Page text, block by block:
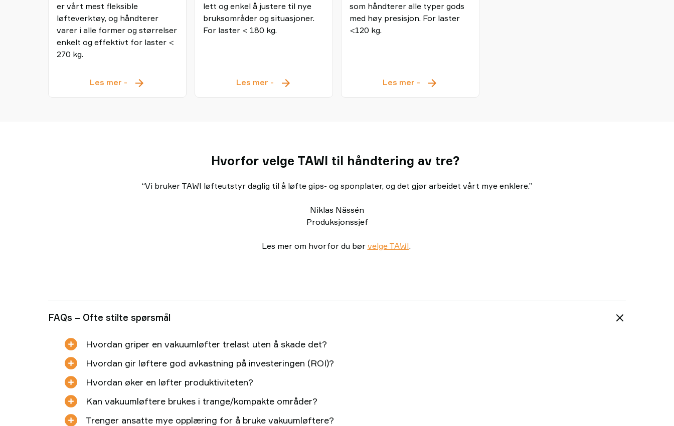
er vårt mest fleksible
løfteverktøy, og håndterer
varer i alle former og størrelser
enkelt og effektivt for laster <
270 kg.
Les mer -
Multifunksjonell
lett og enkel å justere til nye
bruksområder og situasjoner.
For laster < 180 kg.
Les mer - Plateløfter
som håndterer alle typer gods
med høy presisjon. For laster
<120 kg.
Les mer - Wiretalje
Hvorfor velge TAWI til håndtering av tre?
“Vi bruker TAWI løfteutstyr daglig til å løfte gips- og sponplater, og det gjør arbeidet vårt mye enklere.”
Niklas Nässén
Produksjonssjef
Les mer om hvorfor du bør velge TAWI.
FAQs – Ofte stilte spørsmål
Hvordan griper en vakuumløfter trelast uten å skade det?
Hvordan gir løftere god avkastning på investeringen (ROI)?
Hvordan øker en løfter produktiviteten?
Kan vakuumløftere brukes i trange/kompakte områder?
Trenger ansatte mye opplæring for å bruke vakuumløftere?